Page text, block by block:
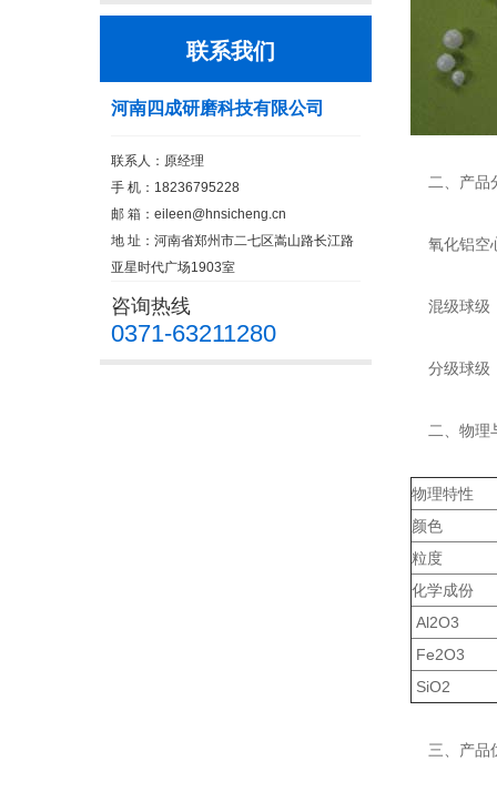
联系我们
河南四成研磨科技有限公司
联系人：原经理
手 机：18236795228
邮 箱： eileen@hnsicheng.cn
地 址：河南省郑州市二七区嵩山路长江路
亚星时代广场1903室
咨询热线
0371-63211280
二、产品
氧化铝空
混级球级
分级球级
二、物理
物理特性
颜色
粒度
化学成份
Al2O3
Fe2O3
SiO2
三、产品